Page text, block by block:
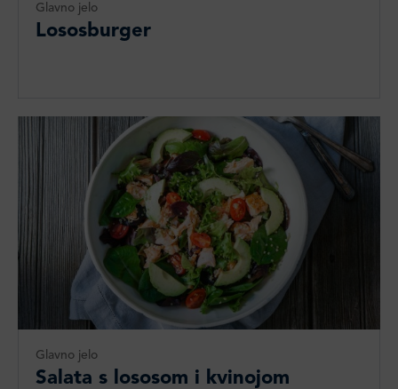
Glavno jelo
Lososburger
Glavno jelo
Salata s lososom i kvinojom